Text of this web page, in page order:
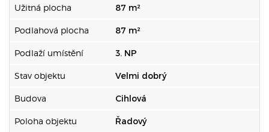
Užitná plocha 87 m²
Podlahová plocha 87 m²
Podlaží umístění 3. NP
Stav objektu Velmi dobrý
Budova Cihlová
Poloha objektu Řadový